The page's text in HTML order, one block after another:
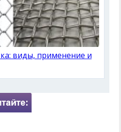
виды, применение и